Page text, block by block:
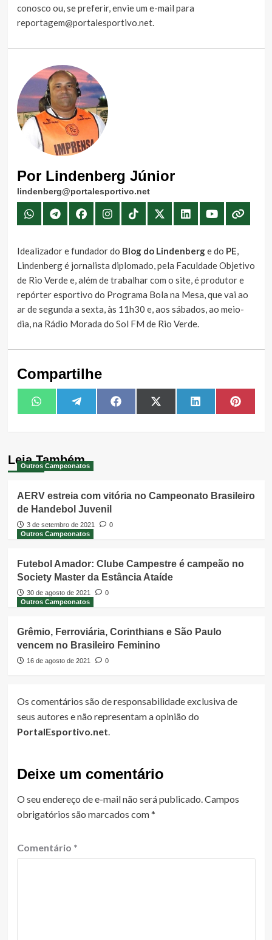
conosco ou, se preferir, envie um e-mail para
reportagem@portalesportivo.net.
Por Lindenberg Júnior
lindenberg@portalesportivo.net
Idealizador e fundador do Blog do Lindenberge do PE,
Lindenberg é jornalista diplomado, pela Faculdade Objetivo
de Rio Verde e, além de trabalhar com o site, é produtor e
repórter esportivo do Programa Bola na Mesa, que vai ao
ar de segunda a sexta, às 11h30 e, aos sábados, ao meio-
dia, na Rádio Morada do Sol FM de Rio Verde.
Compartilhe
Share
on
WhatsAppShare
on
TelegramShare
on
FacebookShare
on
X
(Twitter)
Share
on
LinkedIn Share
on
Leia Também
Outros Campeonatos
AERV estreia com vitória no Campeonato Brasileiro
de Handebol Juvenil
3 de setembro de 2021
0
Outros Campeonatos
Futebol Amador: Clube Campestre é campeão no
Society Master da Estância Ataíde
30 de agosto de 2021
0
Outros Campeonatos
Grêmio, Ferroviária, Corinthians e São Paulo
vencem no Brasileiro Feminino
16 de agosto de 2021 0
Os comentários são de responsabilidade exclusiva de
seus autores e não representam a opinião do
PortalEsportivo.net.
Deixe um comentário
O seu endereço de e-mail não será publicado.Campos
obrigatórios são marcados com*
Comentário *